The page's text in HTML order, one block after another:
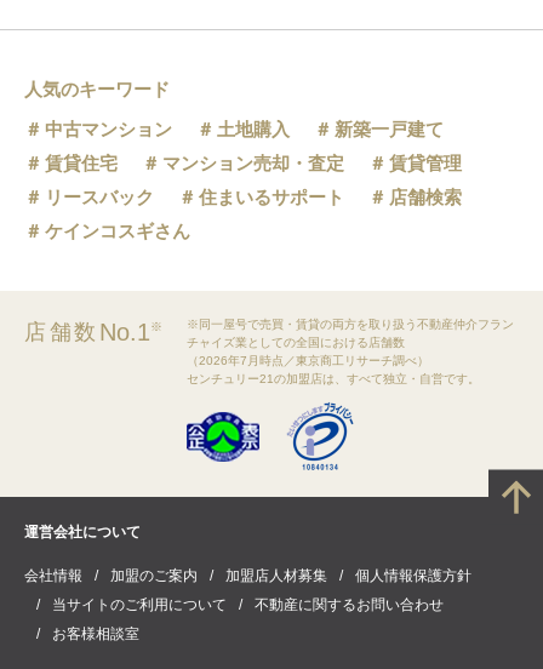
人気のキーワード
中古マンション
土地購入
新築一戸建て
賃貸住宅
マンション売却・査定
賃貸管理
リースバック
住まいるサポート
店舗検索
ケインコスギさん
店舗数 No.1※
※同一屋号で売買・賃貸の両方を取り扱う不動産仲介フラン
チャイズ業としての全国における店舗数
（2026年7月時点／東京商工リサーチ調べ）
センチュリー21の加盟店は、すべて独立・自営です。
運営会社について
会社情報 加盟のご案内 加盟店人材募集
個人情報保護方針
当サイトのご利用について
不動産に関するお問い合わせ
お客様相談室